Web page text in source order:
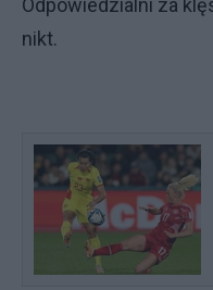
Odpowiedzialni za
nikt.